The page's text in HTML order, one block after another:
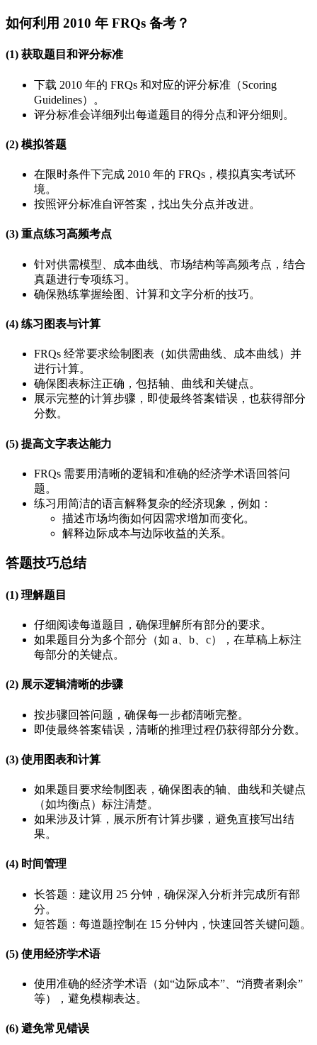
如何利用 2010 年 FRQs 备考？
(1) 获取题目和评分标准
下载 2010 年的 FRQs 和对应的评分标准（Scoring
Guidelines）。
评分标准会详细列出每道题目的得分点和评分细则。
(2) 模拟答题
在限时条件下完成 2010 年的 FRQs，模拟真实考试环
境。
按照评分标准自评答案，找出失分点并改进。
(3) 重点练习高频考点
针对供需模型、成本曲线、市场结构等高频考点，结合
真题进行专项练习。
确保熟练掌握绘图、计算和文字分析的技巧。
(4) 练习图表与计算
FRQs 经常要求绘制图表（如供需曲线、成本曲线）并
进行计算。
确保图表标注正确，包括轴、曲线和关键点。
展示完整的计算步骤，即使最终答案错误，也获得部分
分数。
(5) 提高文字表达能力
FRQs 需要用清晰的逻辑和准确的经济学术语回答问
题。
练习用简洁的语言解释复杂的经济现象，例如：
描述市场均衡如何因需求增加而变化。
解释边际成本与边际收益的关系。
答题技巧总结
(1) 理解题目
仔细阅读每道题目，确保理解所有部分的要求。
如果题目分为多个部分（如 a、b、c），在草稿上标注
每部分的关键点。
(2) 展示逻辑清晰的步骤
按步骤回答问题，确保每一步都清晰完整。
即使最终答案错误，清晰的推理过程仍获得部分分数。
(3) 使用图表和计算
如果题目要求绘制图表，确保图表的轴、曲线和关键点
（如均衡点）标注清楚。
如果涉及计算，展示所有计算步骤，避免直接写出结
果。
(4) 时间管理
长答题：建议用 25 分钟，确保深入分析并完成所有部
分。
短答题：每道题控制在 15 分钟内，快速回答关键问题。
(5) 使用经济学术语
使用准确的经济学术语（如“边际成本”、“消费者剩余”
等），避免模糊表达。
(6) 避免常见错误